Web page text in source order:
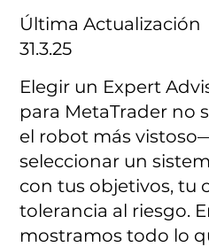
Última Actualización
31.3.25
Elegir un Expert
para MetaTrader no
el robot más
seleccionar un
con tus objetivos, tu
tolerancia al riesgo.
mostramos todo lo